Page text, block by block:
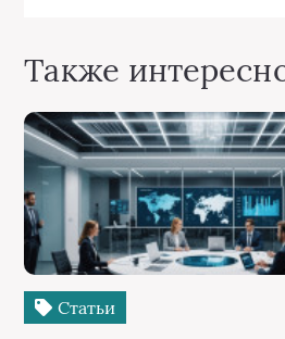
Также
Статьи